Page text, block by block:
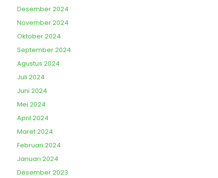
Desember 2024
November 2024
Oktober 2024
September 2024
Agustus 2024
Juli 2024
Juni 2024
Mei 2024
April 2024
Maret 2024
Februari 2024
Januari 2024
Desember 2023